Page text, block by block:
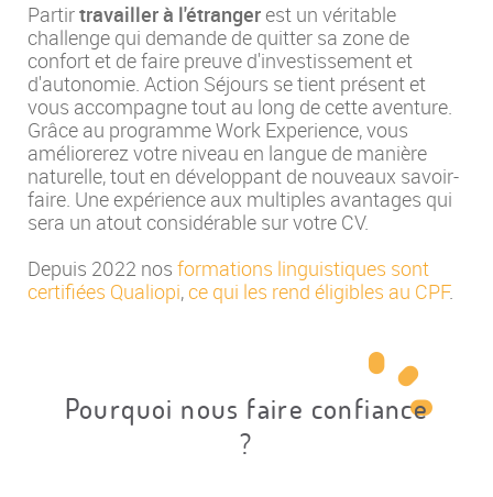
Partirtravailler à l'étrangerest un véritable
challenge qui demande de quitter sa zone de
confort et de faire preuve d'investissement et
d'autonomie. Action Séjours se tient présent et
vous accompagne tout au long de cette aventure.
Grâce au programme Work Experience, vous
améliorerez votre niveau en langue de manière
naturelle, tout en développant de nouveaux savoir-
faire. Une expérience aux multiples avantages qui
sera un atout considérable sur votre CV.
Depuis 2022 nos formations linguistiques sont
certifiées Qualiopi,ce qui les rend éligibles au CPF.
Pourquoi nous faire confiance
?